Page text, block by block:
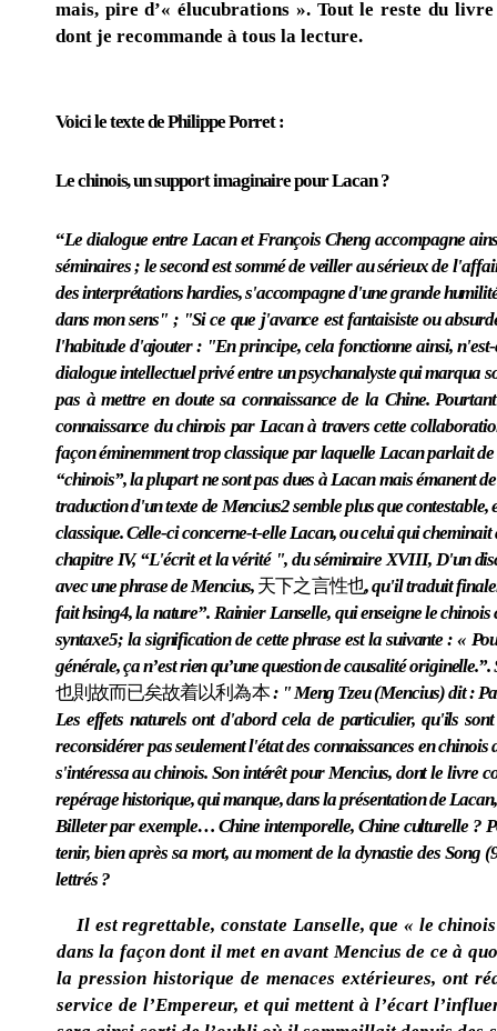
mais, pire d’« élucubrations ». Tout le reste du
dont je recommande à tous la lecture.
Voici le texte de Philippe Porret :
Le chinois, un support imaginaire pour Lacan ?
“Le dialogue entre Lacan et François Cheng accompagne
séminaires ; le second est sommé de veiller au sérieux de
des interprétations hardies, s'accompagne d'une grande
dans mon sens" ; "Si ce que j'avance est fantaisiste ou
l'habitude d'ajouter : "En principe, cela fonctionne ainsi,
dialogue intellectuel privé entre un psychanalyste qui marqua
pas à mettre en doute sa connaissance de la Chine.
connaissance du chinois par Lacan à travers cette
façon éminemment trop classique par laquelle Lacan parlait
“chinois”, la plupart ne sont pas dues à Lacan mais émanent
traduction d'un texte de Mencius2 semble plus que contestable,
classique. Celle-ci concerne-t-elle Lacan, ou celui qui
chapitre IV, “L'écrit et la vérité ", du séminaire XVIII, D'un
avec une phrase de Mencius, 天下之言性也, qu'il traduit
fait hsing4, la nature”. Rainier Lanselle, qui enseigne le
syntaxe5; la signification de cette phrase est la suivante : «
générale, ça n’est rien qu’une question de causalité
也則故而已矣故着以利為本: " Meng Tzeu (Mencius) dit :
Les effets naturels ont d'abord cela de particulier, qu'ils
reconsidérer pas seulement l'état des connaissances en
s'intéressa au chinois. Son intérêt pour Mencius, dont le livre
repérage historique, qui manque, dans la présentation de
Billeter par exemple… Chine intemporelle, Chine culturelle ?
tenir, bien après sa mort, au moment de la dynastie des Song
lettrés ?
Il est regrettable, constate Lanselle, que « le
dans la façon dont il met en avant Mencius de ce à
la pression historique de menaces extérieures, ont
service de l’Empereur, et qui mettent à l’écart